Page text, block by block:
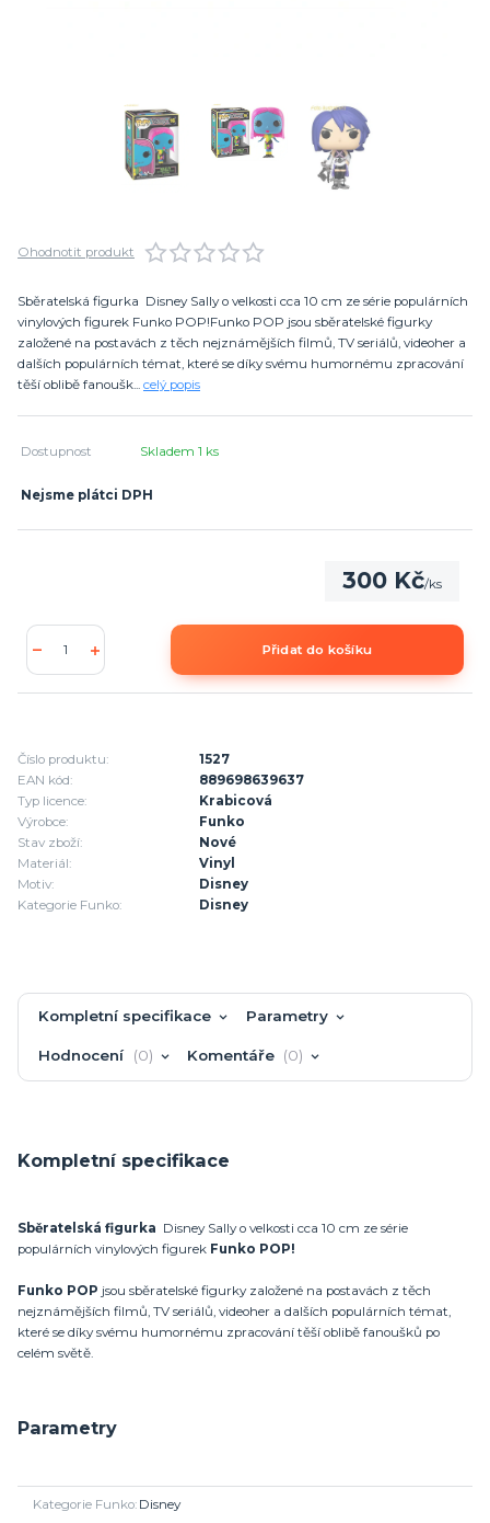
Ohodnotit produkt
Sběratelská figurka Disney Sally o velkosti cca 10 cm ze série populárních
vinylových figurek Funko POP!Funko POP jsou sběratelské figurky
založené na postavách z těch nejznámějších filmů, TV seriálů, videoher a
dalších populárních témat, které se díky svému humornému zpracování
těší oblibě fanoušk... celý popis
Dostupnost Skladem 1 ks
Nejsme plátci DPH
300 Kč/ks
Přidat do košíku
Číslo produktu:
1527
EAN kód:
889698639637
Typ licence:
Krabicová
Výrobce:
Funko
Stav zboží:
Nové
Materiál:
Vinyl
Motiv:
Disney
Kategorie Funko:
Disney
Kompletní specifikace Parametry
Hodnocení 0 Komentáře 0
Kompletní specifikace
Sběratelská figurka Disney Sally o velkosti cca 10 cm ze série
populárních vinylových figurek Funko POP!
Funko POP jsou sběratelské figurky založené na postavách z těch
nejznámějších filmů, TV seriálů, videoher a dalších populárních témat,
které se díky svému humornému zpracování těší oblibě fanoušků po
celém světě.
Parametry
Kategorie Funko Disney